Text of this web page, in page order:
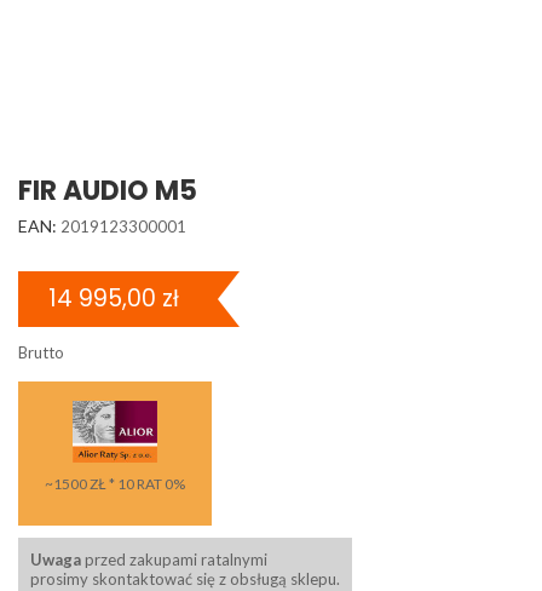
FIR AUDIO M5
EAN: 2019123300001
14 995,00 zł
Brutto
~1500 ZŁ * 10 RAT 0%
Uwaga przed zakupami ratalnymi
prosimy skontaktować się z obsługą sklepu.